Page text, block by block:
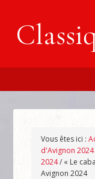
Vous êtes ici :
d'Avignon 2024
2024/ « Le
Avignon 2024